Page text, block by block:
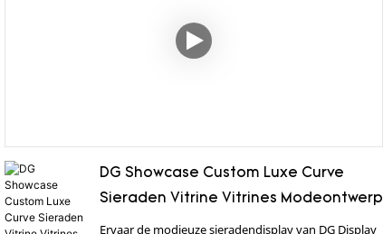
Beschikt over internationale kwaliteitscertificeringen
zoals ISO en TÜV e.d. 5. Snelle levering, professioneel
DG Showcase Custom Luxe Curve
Sieraden Vitrine Vitrines Modeontwerp
Ervaar de modieuze sieradendisplay van DG Display